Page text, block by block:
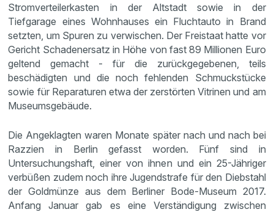
Stromverteilerkasten in der Altstadt sowie in der
Tiefgarage eines Wohnhauses ein Fluchtauto in Brand
setzten, um Spuren zu verwischen. Der Freistaat hatte vor
Gericht Schadenersatz in Höhe von fast 89 Millionen Euro
geltend gemacht - für die zurückgegebenen, teils
beschädigten und die noch fehlenden Schmuckstücke
sowie für Reparaturen etwa der zerstörten Vitrinen und am
Museumsgebäude.
Die Angeklagten waren Monate später nach und nach bei
Razzien in Berlin gefasst worden. Fünf sind in
Untersuchungshaft, einer von ihnen und ein 25-Jähriger
verbüßen zudem noch ihre Jugendstrafe für den Diebstahl
der Goldmünze aus dem Berliner Bode-Museum 2017.
Anfang Januar gab es eine Verständigung zwischen